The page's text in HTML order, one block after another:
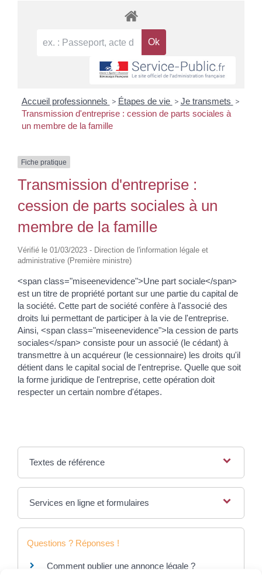
Accueil professionnels > Étapes de vie > Je transmets >
Transmission d'entreprise : cession de parts sociales à
un membre de la famille
Fiche pratique
Transmission d'entreprise :
cession de parts sociales à un
membre de la famille
Vérifié le 01/03/2023 - Direction de l'information légale et
administrative (Première ministre)
<span class="miseenevidence">Une part sociale</span>
est un titre de propriété portant sur une partie du capital de
la société. Cette part de société confère à l'associé des
droits lui permettant de participer à la vie de l'entreprise.
Ainsi, <span class="miseenevidence">la cession de parts
sociales</span> consiste pour un associé (le cédant) à
transmettre à un acquéreur (le cessionnaire) les droits qu'il
détient dans le capital social de l'entreprise. Quelle que soit
la forme juridique de l'entreprise, cette opération doit
respecter un certain nombre d'étapes.
Textes de référence
Services en ligne et formulaires
Questions ? Réponses !
Comment publier une annonce légale ?